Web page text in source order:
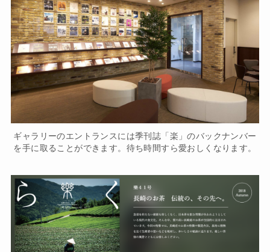
ギャラリーのエントランスには季刊誌「楽」のバックナンバー
を手に取ることができます。待ち時間すら愛おしくなります。